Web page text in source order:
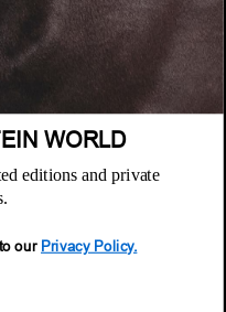
سياسة الخصوصية
الشروط والأحكام
خدمة العملاء
الأسئلة المتكررة
WORLD
editions and private
our Privacy Policy.